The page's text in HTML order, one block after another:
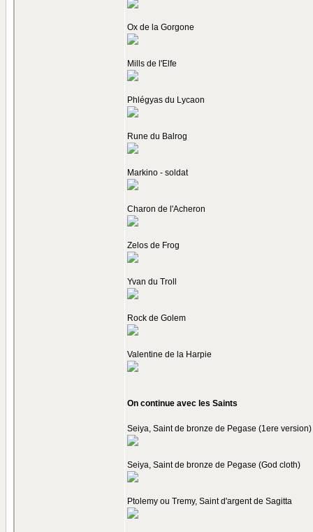
Ox de la Gorgone
Mills de l'Elfe
Phlégyas du Lycaon
Rune du Balrog
Markino - soldat
Charon de l'Acheron
Zelos de Frog
Yvan du Troll
Rock de Golem
Valentine de la Harpie
On continue avec les Saints
Seiya, Saint de bronze de Pegase (1ere version)
Seiya, Saint de bronze de Pegase (God cloth)
Ptolemy ou Tremy, Saint d'argent de Sagitta